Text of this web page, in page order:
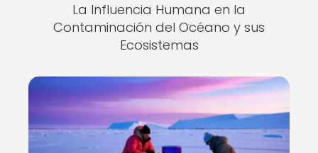
La Influencia Humana en la
Contaminación del Océano y sus
Ecosistemas